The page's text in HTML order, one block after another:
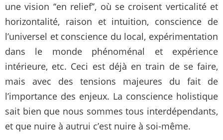
une vision ‘‘en relief’’, où se croisent verticalité et
horizontalité, raison et intuition, conscience de
l’universel et conscience du local, expérimentation
dans le monde phénoménal et expérience
intérieure, etc. Ceci est déjà en train de se faire,
mais avec des tensions majeures du fait de
l’importance des enjeux. La conscience holistique
sait bien que nous sommes tous interdépendants,
et que nuire à autrui c’est nuire à soi-même.